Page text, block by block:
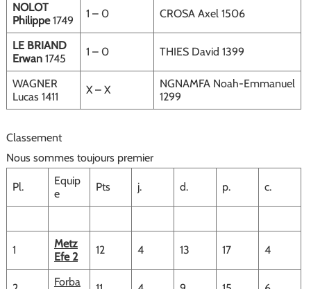
NOLOT
Philippe1749
1 – 0 CROSA Axel 1506
LE BRIAND
Erwan1745
1 – 0 THIES David 1399
WAGNER
Lucas 1411
X – X
NGNAMFA Noah-Emmanuel
1299
Classement
Nous sommes toujours premier
Pl.
Equip
e
Pts j. d. p. c.
1
Metz
Efe 2
12 4 13 17 4
Forba